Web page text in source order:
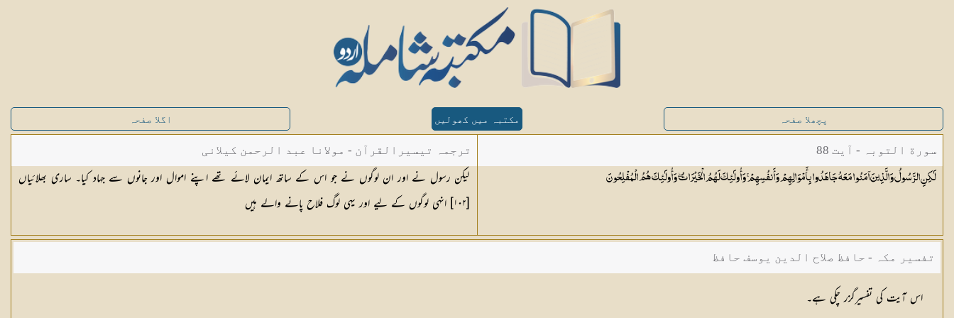
پچھلا صفحہ مکتبہ میں کھولیں اگلا صفحہ
سورة التوبہ - آیت 88
لَٰكِنِ الرَّسُولُ وَالَّذِينَ آمَنُوا مَعَهُ جَاهَدُوا بِأَمْوَالِهِمْ وَأَنفُسِهِمْ ۚ وَأُولَٰئِكَ لَهُمُ الْخَيْرَاتُ ۖ وَأُولَٰئِكَ هُمُالْمُفْلِحُونَ
ترجمہ تیسیرالقرآن - مولانا عبد الرحمن کیلانی
لیکن رسول نے اور ان لوگوں نے جو اس کے ساتھ ایمان لائے تھے اپنے اموال اور جانوں سے جہاد کیا۔ ساری بھلائیاں
[١٠٢] انہی لوگوں کے لیے اور یہی لوگ فلاح پانے والے ہیں
تفسیر مکہ - حافظ صلاح الدین یوسف حافظ
اس آیت کی تفسیرگزر چکی ہے۔